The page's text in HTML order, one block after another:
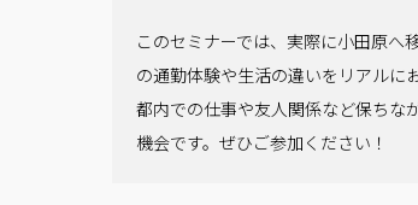
このセミナーでは、実際に小田原へ
の通勤体験や生活の違いをリアルに
都内での仕事や友人関係など保ちな
機会です。ぜひご参加ください！